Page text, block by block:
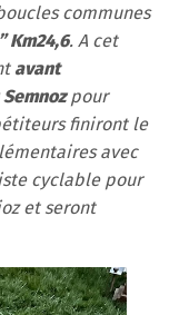
communes
Km24,6. A cet
avant
pour
finiront le
avec
cyclable pour
et seront